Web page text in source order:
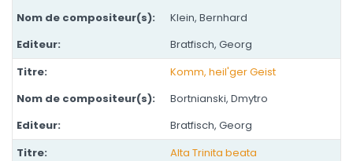
Klein, Bernhard
Bratfisch, Georg
Komm, heil'ger Geist
Bortnianski, Dmytro
Bratfisch, Georg
Alta Trinita beata